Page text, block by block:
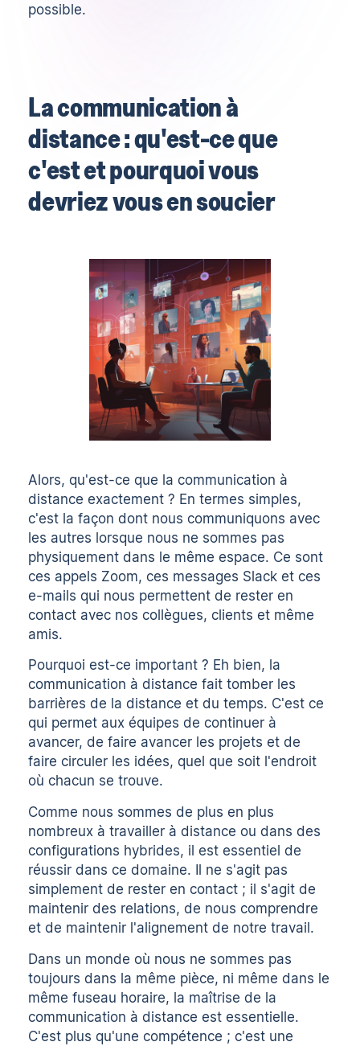
possible.
La communication à
distance : qu'est-ce que
c'est et pourquoi vous
devriez vous en soucier
Alors, qu'est-ce que la communication à
distance exactement ? En termes simples,
c'est la façon dont nous communiquons avec
les autres lorsque nous ne sommes pas
physiquement dans le même espace. Ce sont
ces appels Zoom, ces messages Slack et ces
e-mails qui nous permettent de rester en
contact avec nos collègues, clients et même
amis.
Pourquoi est-ce important ? Eh bien, la
communication à distance fait tomber les
barrières de la distance et du temps. C'est ce
qui permet aux équipes de continuer à
avancer, de faire avancer les projets et de
faire circuler les idées, quel que soit l'endroit
où chacun se trouve.
Comme nous sommes de plus en plus
nombreux à travailler à distance ou dans des
configurations hybrides, il est essentiel de
réussir dans ce domaine. Il ne s'agit pas
simplement de rester en contact ; il s'agit de
maintenir des relations, de nous comprendre
et de maintenir l'alignement de notre travail.
Dans un monde où nous ne sommes pas
toujours dans la même pièce, ni même dans le
même fuseau horaire, la maîtrise de la
communication à distance est essentielle.
C'est plus qu'une compétence ; c'est une